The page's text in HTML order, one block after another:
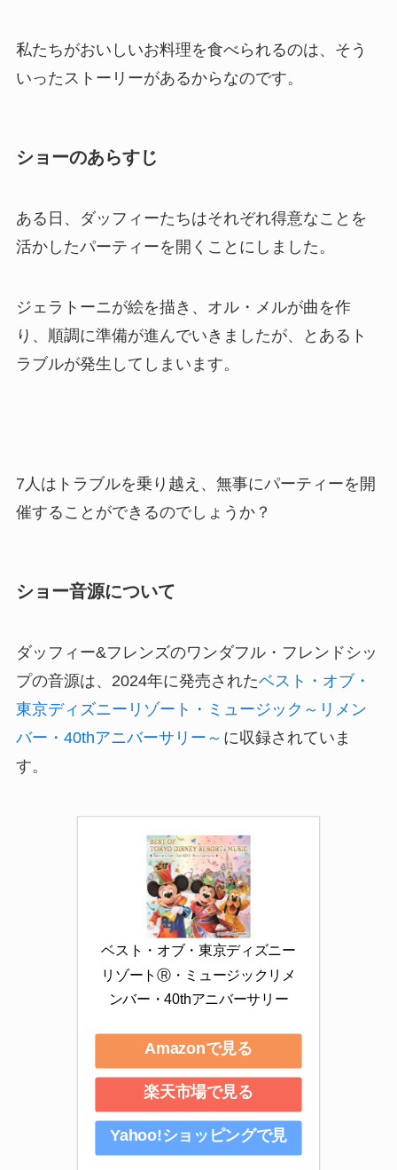
私たちがおいしいお料理を食べられるのは、そう
いったストーリーがあるからなのです。
ショーのあらすじ
ある日、ダッフィーたちはそれぞれ得意なことを
活かしたパーティーを開くことにしました。
ジェラトーニが絵を描き、オル・メルが曲を作
り、順調に準備が進んでいきましたが、とあるト
ラブルが発生してしまいます。
7人はトラブルを乗り越え、無事にパーティーを開
催することができるのでしょうか？
ショー音源について
ダッフィー&フレンズのワンダフル・フレンドシッ
プの音源は、2024年に発売されたベスト・オブ・
東京ディズニーリゾート・ミュージック～リメン
バー・40thアニバーサリー～ に収録されていま
す。
ベスト・オブ・東京ディズニー
リゾートⓇ・ミュージックリメ
ンバー・40thアニバーサリー
Amazonで見る
楽天市場で見る
Yahoo!ショッピングで見